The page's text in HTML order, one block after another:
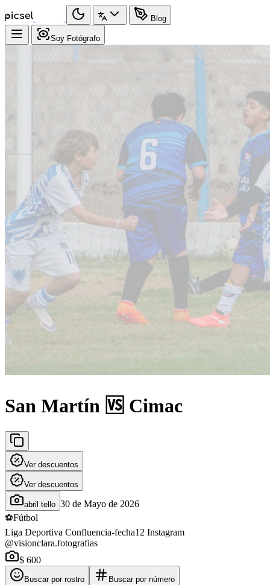
Blog
Soy Fotógrafo
San Martín 🆚 Cimac
Ver descuentos
Ver descuentos
abril tello 30 de Mayo de 2026
⚽Fútbol
Liga Deportiva Confluencia-fecha12 Instagram
@visionclara.fotografias
$ 600
Buscar por rostro Buscar por número